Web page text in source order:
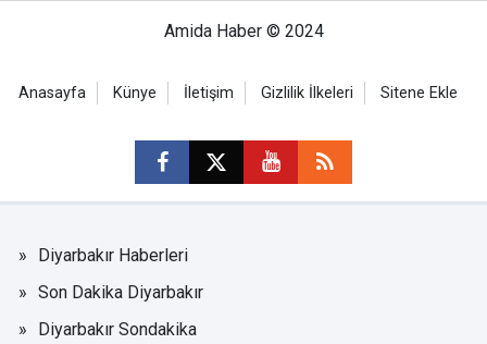
Amida Haber © 2024
Anasayfa Künye İletişim Gizlilik İlkeleri Sitene Ekle
Diyarbakır Haberleri
Son Dakika Diyarbakır
Diyarbakır Sondakika